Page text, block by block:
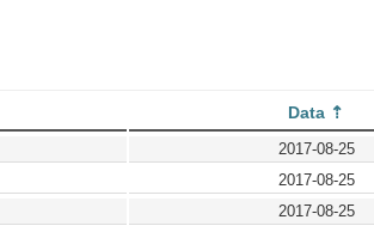
Data
2017-08-25
2017-08-25
2017-08-25